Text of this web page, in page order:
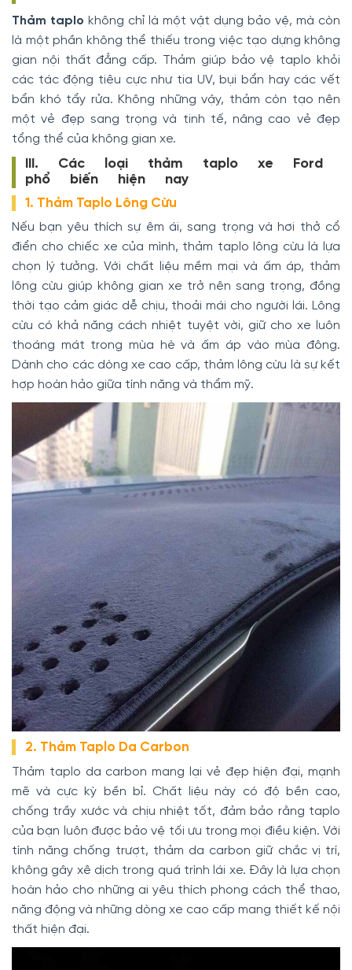
Thảm taplo không chỉ là một vật dụng bảo vệ, mà còn
là một phần không thể thiếu trong việc tạo dựng không
gian nội thất đẳng cấp. Thảm giúp bảo vệ taplo khỏi
các tác động tiêu cực như tia UV, bụi bẩn hay các vết
bẩn khó tẩy rửa. Không những vậy, thảm còn tạo nên
một vẻ đẹp sang trọng và tinh tế, nâng cao vẻ đẹp
tổng thể của không gian xe.
III. Các loại thảm taplo xe Ford
phổ biến hiện nay
1. Thảm Taplo Lông Cừu
Nếu bạn yêu thích sự êm ái, sang trọng và hơi thở cổ
điển cho chiếc xe của mình, thảm taplo lông cừu là lựa
chọn lý tưởng. Với chất liệu mềm mại và ấm áp, thảm
lông cừu giúp không gian xe trở nên sang trọng, đồng
thời tạo cảm giác dễ chịu, thoải mái cho người lái. Lông
cừu có khả năng cách nhiệt tuyệt vời, giữ cho xe luôn
thoáng mát trong mùa hè và ấm áp vào mùa đông.
Dành cho các dòng xe cao cấp, thảm lông cừu là sự kết
hợp hoàn hảo giữa tính năng và thẩm mỹ.
2. Thảm Taplo Da Carbon
Thảm taplo da carbon mang lại vẻ đẹp hiện đại, mạnh
mẽ và cực kỳ bền bỉ. Chất liệu này có độ bền cao,
chống trầy xước và chịu nhiệt tốt, đảm bảo rằng taplo
của bạn luôn được bảo vệ tối ưu trong mọi điều kiện. Với
tính năng chống trượt, thảm da carbon giữ chắc vị trí,
không gây xê dịch trong quá trình lái xe. Đây là lựa chọn
hoàn hảo cho những ai yêu thích phong cách thể thao,
năng động và những dòng xe cao cấp mang thiết kế nội
thất hiện đại.